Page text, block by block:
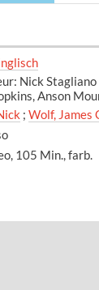
Nick
Anson
; Wolf, James
105 Min., farb.